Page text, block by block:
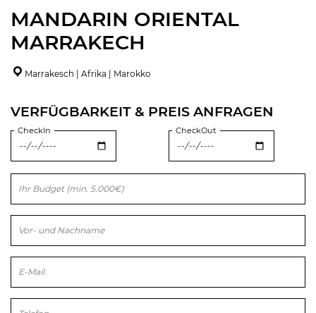
MANDARIN ORIENTAL
MARRAKECH
Marrakesch | Afrika | Marokko
VERFÜGBARKEIT & PREIS ANFRAGEN
CheckIn CheckOut
Bitte lasse dieses Feld leer.